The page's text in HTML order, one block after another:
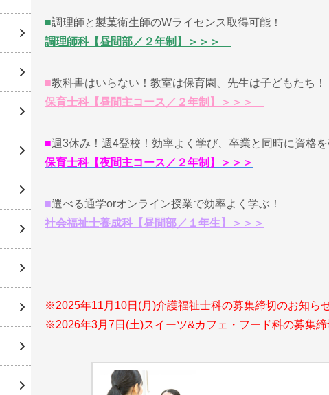
■調理師と製菓衛生師のWライセンス取得可能！
調理師科【昼間部／２年制】＞＞＞
■教科書はいらない！教室は保育園、先生は子どもたち！
保育士科【昼間主コース／２年制】＞＞＞
■週3休み！週4登校！効率よく学び、卒業と同時に資格
保育士科【夜間主コース／２年制】＞＞＞
■選べる通学orオンライン授業で効率よく学ぶ！
社会福祉士養成科【昼間部／１年生】＞＞＞
※2025年11月10日(月)介護福祉士科の募集締切のお知ら
※2026年3月7日(土)スイーツ&カフェ・フード科の募集締